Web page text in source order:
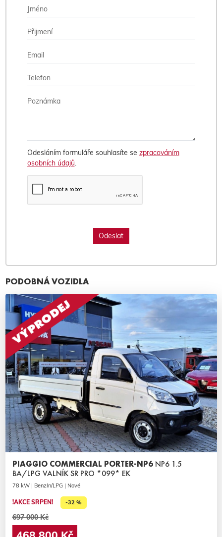
Odesláním formuláře souhlasíte se zpracováním
osobních údajů.
PODOBNÁ VOZIDLA
PIAGGIO COMMERCIAL PORTER-NP6 NP6 1.5
BA/LPG VALNÍK SR PRO *099* EK
78 kW | Benzín/LPG | Nové
!AKCE SRPEN! -32 %
697 000 Kč